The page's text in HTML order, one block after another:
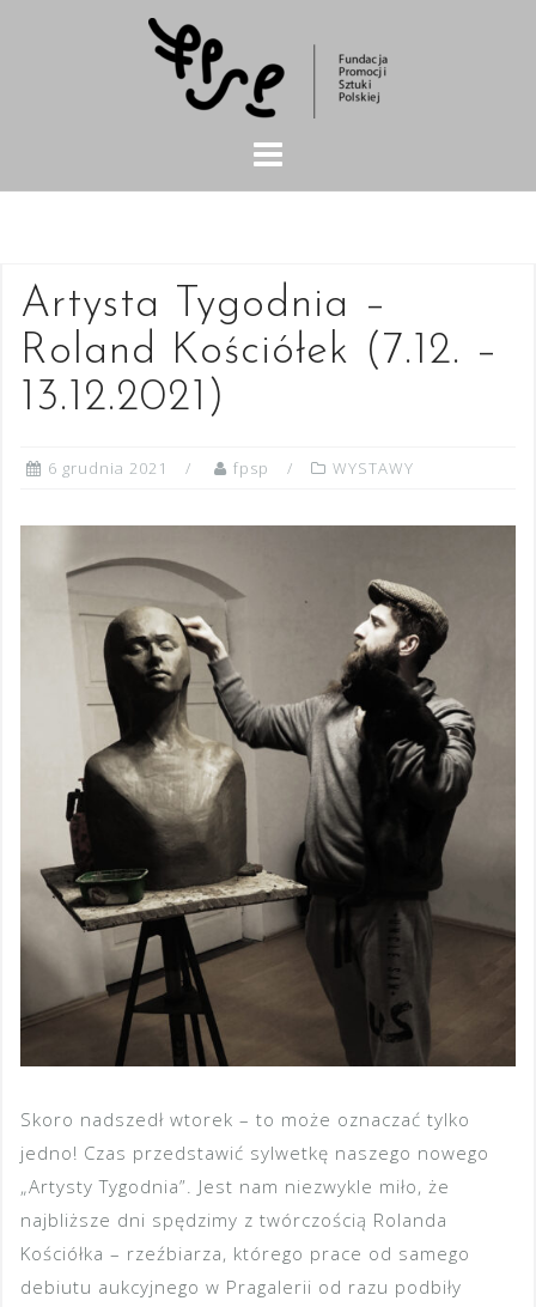
Artysta Tygodnia –
Roland Kościółek (7.12. –
13.12.2021)
6 grudnia 2021 fpsp WYSTAWY
Skoro nadszedł wtorek – to może oznaczać tylko
jedno! Czas przedstawić sylwetkę naszego nowego
„Artysty Tygodnia”. Jest nam niezwykle miło, że
najbliższe dni spędzimy z twórczością Rolanda
Kościółka – rzeźbiarza, którego prace od samego
debiutu aukcyjnego w Pragalerii od razu podbiły